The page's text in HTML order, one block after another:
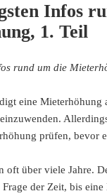
Infos
1. Teil
rund um die
eine Mieterhöhung
prüfen, bevor
oft über viele Jahre.
der Zeit, bis